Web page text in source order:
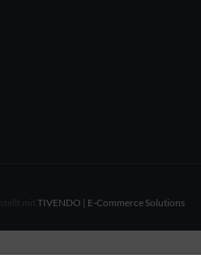
TIVENDO | E-Commerce Solutions